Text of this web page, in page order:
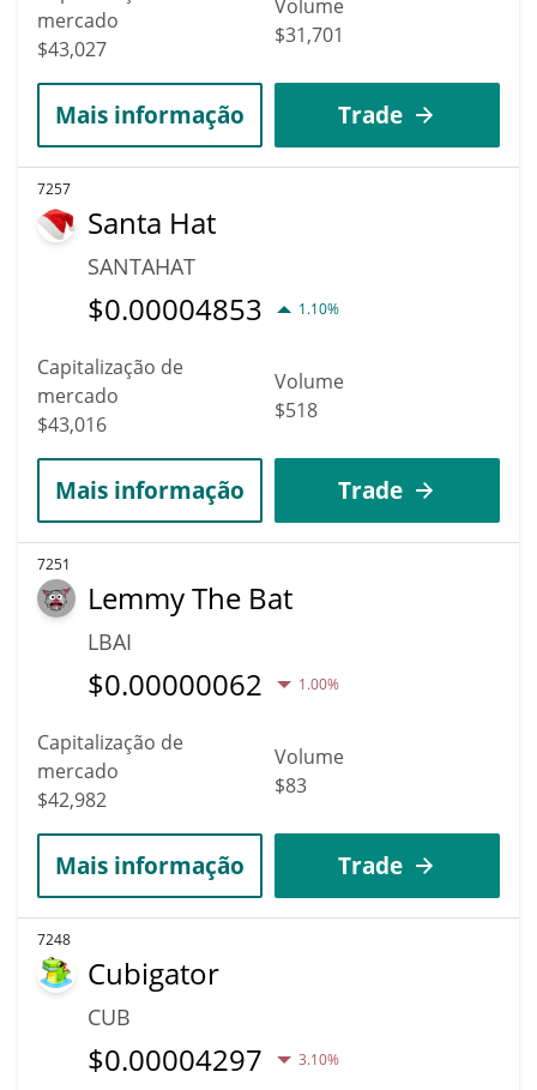
mercado
$43,027
Volume
$31,701
Mais informação Trade
7257
Santa Hat
SANTAHAT
$0.00004853 1.10%
Capitalização de
mercado
$43,016
Volume
$518
Mais informação Trade
7251
Lemmy The Bat
LBAI
$0.00000062 1.00%
Capitalização de
mercado
$42,982
Volume
$83
Mais informação Trade
7248
Cubigator
CUB
$0.00004297 3.10%